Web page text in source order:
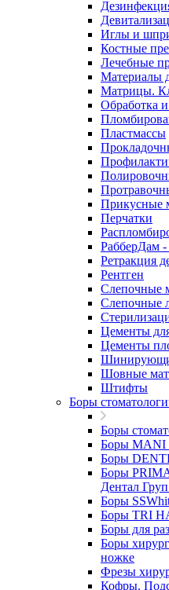
Иглы и
Костные
Лечебные
Материалы
Матрицы.
Обработка
Пластмассы
Прикусные
Перчатки
РабберДам
Ретракция
Рентген
Слепочные
Слепочные
Цементы
Цементы
Шовные
Штифты
Боры
Боры
Боры MANI
Боры
Боры
Дентал
Боры
Боры TRI
Боры для
Боры
ножке
Фрезы
Кофры.